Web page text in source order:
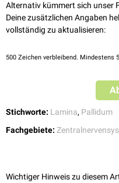
Alternativ kümmert sich unser
Deine zusätzlichen Angaben
vollständig zu aktualisieren:
500 Zeichen verbleibend. Mindestens
Stichworte: Lamina, Pallidum
Fachgebiete:
Wichtiger Hinweis zu diesem